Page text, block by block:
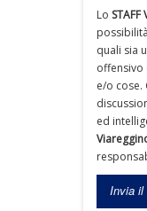
Lo
quali sia
offensivo
e/o cose.
ed